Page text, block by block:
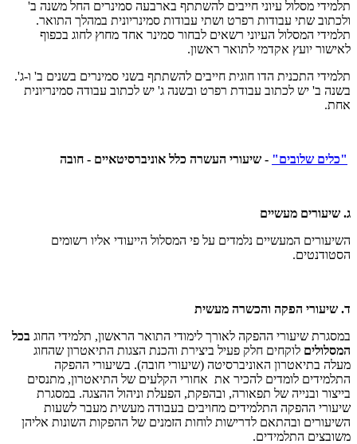
תלמידי מסלול עיוני חייבים להשתתף בארבעה סמינרים החל משנה ב'
ולכתוב שתי עבודות רפרט ושתי עבודות סמינריונית במהלך התואר.
תלמידי המסלול העיוני רשאים לבחור סמינר אחד מחוץ לחוג בכפוף
לאישור יועץ אקדמי לתואר ראשון.
תלמידי התכנית הדו חוגית חייבים להשתתף בשני סמינרים בשנים ב' ו-ג'.
בשנה ב' יש לכתוב עבודת רפרט ובשנה ג' יש לכתוב עבודה סמינריונית
אחת.
"כלים שלובים" - שיעורי העשרה כלל אוניברסיטאיים - חובה
ג. שיעורים מעשיים
השיעורים המעשיים נלמדים על פי המסלול הייעודי אליו רשומים
הסטודנטים.
ד. שיעורי הפקה והכשרה מעשית
במסגרת שיעורי ההפקה לאורך לימודי התואר הראשון, תלמידי החוג בכל
המסלולים לוקחים חלק פעיל ביצירת והכנת הצגות התיאטרון שהחוג
מעלה בתיאטרון האוניברסיטה (שיעורי חובה). בשיעורי ההפקה
התלמידים לומדים להכיר את אחורי הקלעים של התיאטרון, מתנסים
בייצור ובנייה של תפאורה, ובהפקת, הפעלת וניהול ההצגה. במסגרת
שיעורי ההפקה התלמידים מחויבים בעבודה מעשית מעבר לשעות
השיעורים ובהתאם לדרישות לוחות הזמנים של ההפקות השונות אליהן
משובצים התלמידים.